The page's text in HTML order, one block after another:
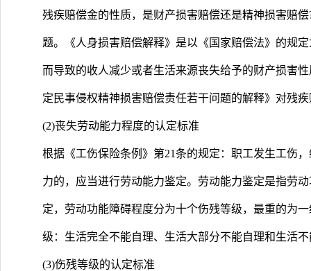
残疾赔偿金的性质，是财产损害赔偿还是精神损害赔
题。《人身损害赔偿解释》是以《国家赔偿法》的规
而导致的收人减少或者生活来源丧失给予的财产损害
定民事侵权精神损害赔偿责任若干问题的解释》对残
(2)丧失劳动能力程度的认定标准
根据《工伤保险条例》第21条的规定：职工发生工伤
力的，应当进行劳动能力鉴定。劳动能力鉴定是指劳
定，劳动功能障碍程度分为十个伤残等级，最重的为
级：生活完全不能自理、生活大部分不能自理和生活
(3)伤残等级的认定标准